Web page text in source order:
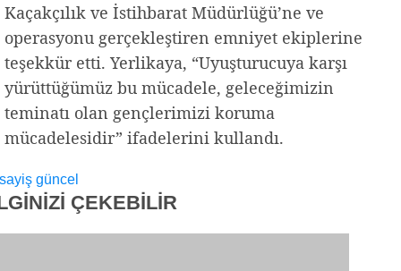
Kaçakçılık ve İstihbarat Müdürlüğü’ne ve
operasyonu gerçekleştiren emniyet ekiplerine
teşekkür etti. Yerlikaya, “Uyuşturucuya karşı
yürüttüğümüz bu mücadele, geleceğimizin
teminatı olan gençlerimizi koruma
mücadelesidir” ifadelerini kullandı.
güncel
ÇEKEBİLİR